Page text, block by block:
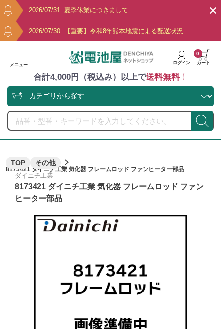
2026/07/31 夏季休業につきまして
2026/07/30 【重要】令和8年熊本地震による配送状況
メニュー ログイン カート
0
合計4,000円（税込み）以上で送料無料！
TOP その他
8173421 ダイニチ工業 気化器 フレームロッド ファンヒーター部品
ダイニチ工業
8173421 ダイニチ工業 気化器 フレームロッド ファン
ヒーター部品